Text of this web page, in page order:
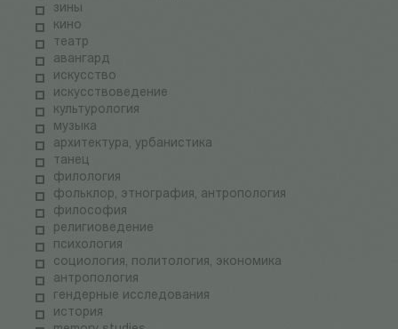
зины
кино
театр
авангард
искусство
искусствоведение
культурология
музыка
архитектура, урбанистика
танец
филология
фольклор, этнография, антропология
философия
религиоведение
психология
социология, политология, экономика
антропология
гендерные исследования
история